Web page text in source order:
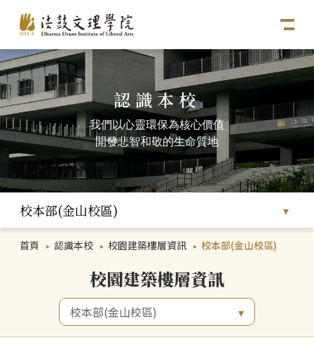
認識本校
我們以心靈環保為核心價值
開發悲智和敬的生命質地
校本部(金山校區)
首頁 認識本校 校園建築樓層資訊 校本部(金山校區)
校園建築樓層資訊
校本部(金山校區)